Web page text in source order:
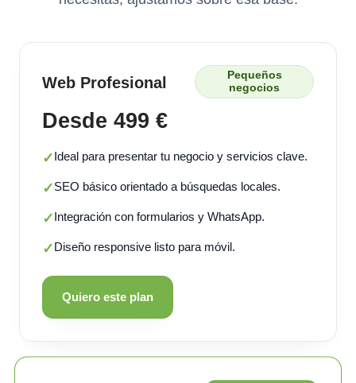
Web Profesional
Pequeños
negocios
Desde 499 €
✓Ideal para presentar tu negocio y servicios clave.
✓SEO básico orientado a búsquedas locales.
✓Integración con formularios y WhatsApp.
✓Diseño responsive listo para móvil.
Quiero este plan